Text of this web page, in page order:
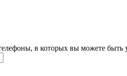
в которых вы можете быть